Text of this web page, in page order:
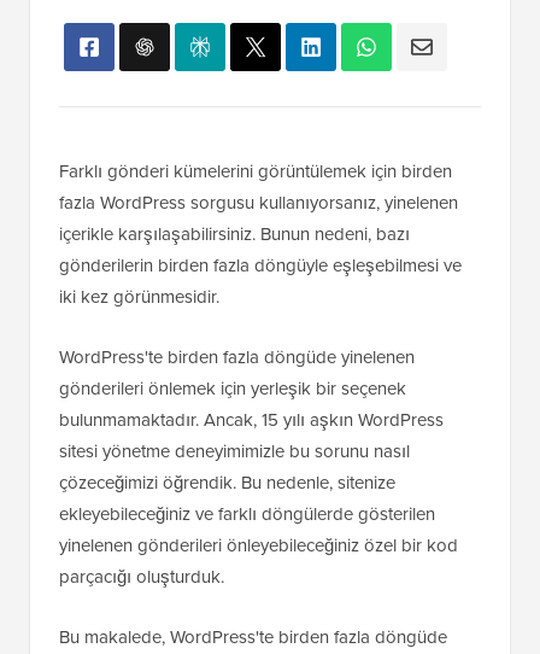
Farklı gönderi kümelerini görüntülemek için birden
fazla WordPress sorgusu kullanıyorsanız, yinelenen
içerikle karşılaşabilirsiniz. Bunun nedeni, bazı
gönderilerin birden fazla döngüyle eşleşebilmesi ve
iki kez görünmesidir.
WordPress'te birden fazla döngüde yinelenen
gönderileri önlemek için yerleşik bir seçenek
bulunmamaktadır. Ancak, 15 yılı aşkın WordPress
sitesi yönetme deneyimimizle bu sorunu nasıl
çözeceğimizi öğrendik. Bu nedenle, sitenize
ekleyebileceğiniz ve farklı döngülerde gösterilen
yinelenen gönderileri önleyebileceğiniz özel bir kod
parçacığı oluşturduk.
Bu makalede, WordPress'te birden fazla döngüde